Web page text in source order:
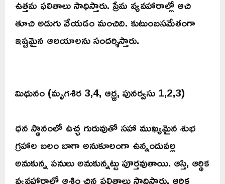
ఉత్తమ ఫలితాలు సాధిస్తారు. ప్రేమ వ్యవహారాల్లో ఆచి
తూచి అడుగు వేయడం మంచిది. కుటుంబసమేతంగా
ఇష్టమైన ఆలయాలను సందర్శిస్తారు.
మిథునం (మృగశిర 3,4, ఆర్ద్ర, పునర్వసు 1,2,3)
ధన స్థానంలో ఉచ్ఛ గురువుతో సహా ముఖ్యమైన శుభ
గ్రహాల బలం బాగా అనుకూలంగా ఉన్నందువల్ల
అనుకున్న పనులు అనుకున్నట్టు పూర్తవుతాయి. ఆస్తి, ఆర్థిక
వ్యవహారాల్లో ఆశిం చిన ఫలితాలు సాధిస్తారు. ఆర్థిక